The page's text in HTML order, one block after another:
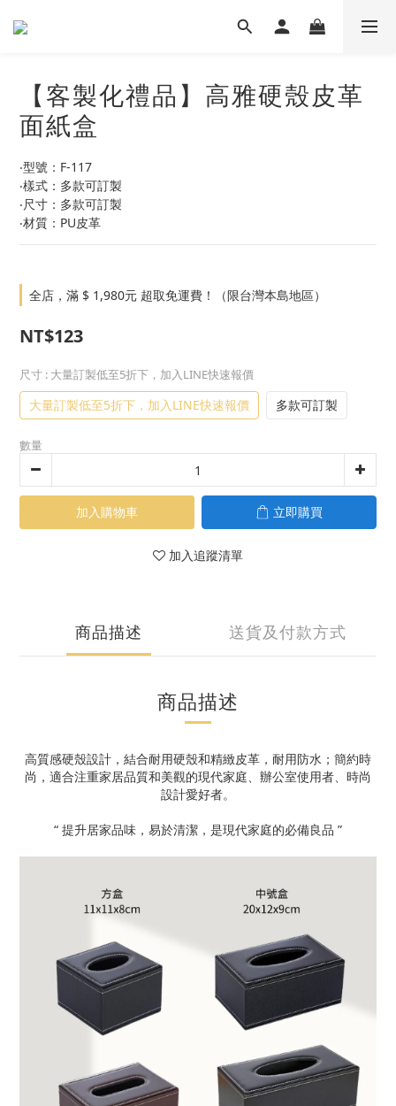
【客製化禮品】高雅硬殼皮革
面紙盒
‧型號：F-117
‧樣式：多款可訂製
‧尺寸：多款可訂製
‧材質：PU皮革
全店，滿 $ 1,980元 超取免運費！（限台灣本島地區）
NT$123
尺寸 : 大量訂製低至5折下，加入LINE快速報價
大量訂製低至5折下，加入LINE快速報價 多款可訂製
數量
加入購物車 立即購買
加入追蹤清單
商品描述 送貨及付款方式
商品描述
高質感硬殼設計，結合耐用硬殼和精緻皮革，耐用防水；簡約時
尚，適合注重家居品質和美觀的現代家庭、辦公室使用者、時尚
設計愛好者。
“ 提升居家品味，易於清潔，是現代家庭的必備良品 ”